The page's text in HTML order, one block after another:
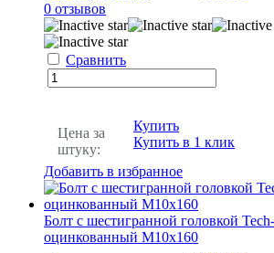
0 отзывов
Сравнить
Цена за
штуку:
Купить
Купить в 1 клик
Добавить в избранное
Болт с шестигранной головкой
оцинкованный М10х160